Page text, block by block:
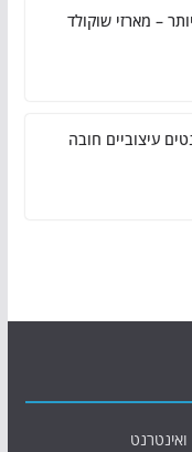
– מארזי שוקולד
עיצוביים חובה